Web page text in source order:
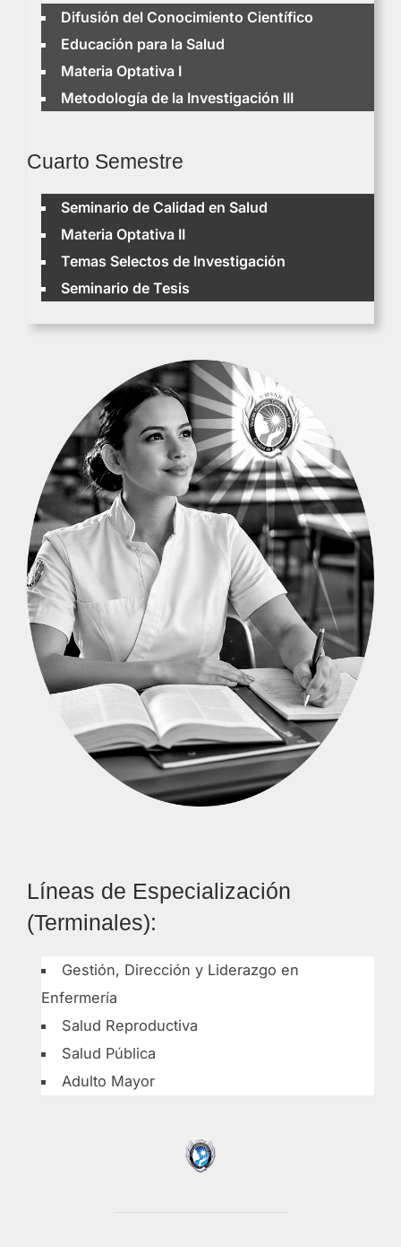
Difusión del Conocimiento Científico
Educación para la Salud
Materia Optativa I
Metodología de la Investigación III
Cuarto Semestre
Seminario de Calidad en Salud
Materia Optativa II
Temas Selectos de Investigación
Seminario de Tesis
Líneas de Especialización
(Terminales):
Gestión, Dirección y Liderazgo en
Enfermería
Salud Reproductiva
Salud Pública
Adulto Mayor